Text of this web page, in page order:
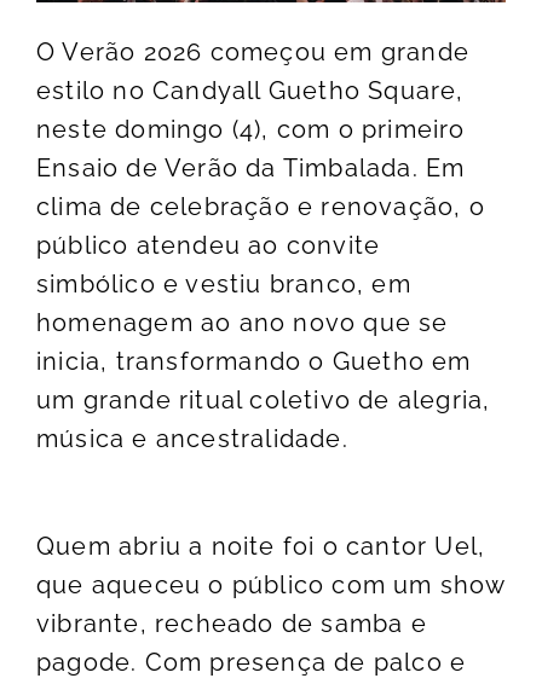
O Verão 2026 começou em grande
estilo no Candyall Guetho Square,
neste domingo (4), com o primeiro
Ensaio de Verão da Timbalada. Em
clima de celebração e renovação, o
público atendeu ao convite
simbólico e vestiu branco, em
homenagem ao ano novo que se
inicia, transformando o Guetho em
um grande ritual coletivo de alegria,
música e ancestralidade.
Quem abriu a noite foi o cantor Uel,
que aqueceu o público com um show
vibrante, recheado de samba e
pagode. Com presença de palco e